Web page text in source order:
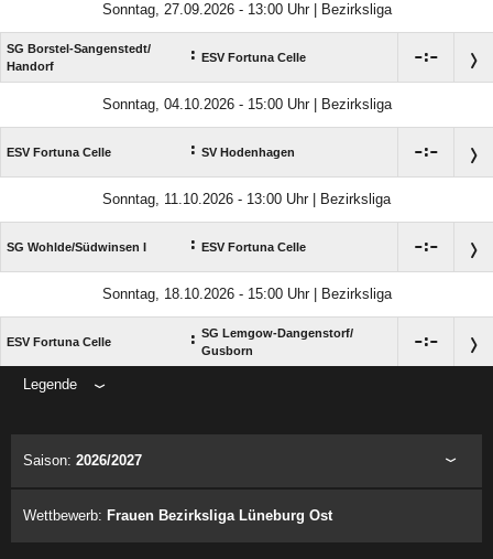
Sonntag, 27.09.2026 - 13:00 Uhr | Bezirksliga
SG Borstel-Sangenstedt/​
Handorf
: ESV Fortuna Celle :
Sonntag, 04.10.2026 - 15:00 Uhr | Bezirksliga
ESV Fortuna Celle : SV Hodenhagen :
Sonntag, 11.10.2026 - 13:00 Uhr | Bezirksliga
SG Wohlde/​Südwinsen I : ESV Fortuna Celle :
Sonntag, 18.10.2026 - 15:00 Uhr | Bezirksliga
ESV Fortuna Celle : SG Lemgow-Dangenstorf/​
Gusborn
:
Legende
Saison: 2026/2027
Wettbewerb: Frauen Bezirksliga Lüneburg Ost